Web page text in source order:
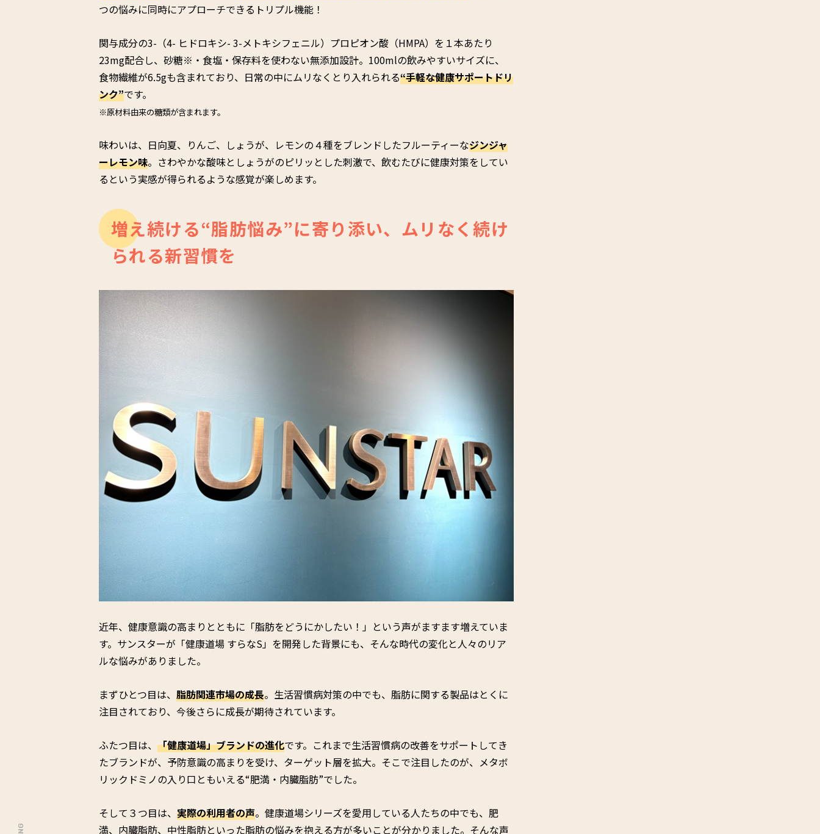
つの悩みに同時にアプローチできるトリプル機能！
関与成分の3-（4- ヒドロキシ- 3-メトキシフェニル）プロピオン酸（HMPA）を１本あたり
23mg配合し、砂糖※・食塩・保存料を使わない無添加設計。100mlの飲みやすいサイズに、
食物繊維が6.5gも含まれており、日常の中にムリなくとり入れられる“手軽な健康サポートドリ
ンク”です。
※原材料由来の糖類が含まれます。
味わいは、日向夏、りんご、しょうが、レモンの４種をブレンドしたフルーティーなジンジャ
ーレモン味。さわやかな酸味としょうがのピリッとした刺激で、飲むたびに健康対策をしてい
るという実感が得られるような感覚が楽しめます。
増え続ける“脂肪悩み”に寄り添い、ムリなく続け
られる新習慣を
近年、健康意識の高まりとともに「脂肪をどうにかしたい！」という声がますます増えていま
す。サンスターが「健康道場 すらなS」を開発した背景にも、そんな時代の変化と人々のリア
ルな悩みがありました。
まずひとつ目は、 脂肪関連市場の成長。生活習慣病対策の中でも、脂肪に関する製品はとくに
注目されており、今後さらに成長が期待されています。
ふたつ目は、 「健康道場」ブランドの進化です。これまで生活習慣病の改善をサポートしてき
たブランドが、予防意識の高まりを受け、ターゲット層を拡大。そこで注目したのが、メタボ
リックドミノの入り口ともいえる“肥満・内臓脂肪”でした。
そして３つ目は、 実際の利用者の声。健康道場シリーズを愛用している人たちの中でも、肥
満、内臓脂肪、中性脂肪といった脂肪の悩みを抱える方が多いことが分かりました。そんな声